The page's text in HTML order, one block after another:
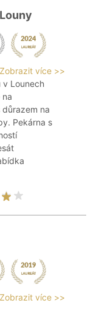
Zobrazit více >>
v Lounech
na
na
Pekárna s
Zobrazit více >>